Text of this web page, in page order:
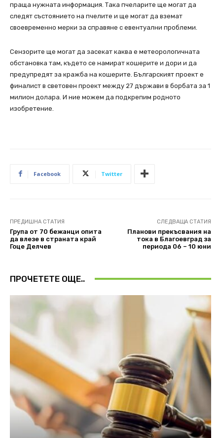
праща нужната информация. Така пчеларите ще могат да
следят състоянието на пчелите и ще могат да вземат
своевременно мерки за справяне с евентуални проблеми.
Сензорите ще могат да засекат каква е метеорологичната
обстановка там, където се намират кошерите и дори и да
предупредят за кражба на кошерите. Българският проект е
финалист в световен проект между 27 държави в борбата за 1
милион долара. И ние можем да подкрепим родното
изобретение.
Facebook Twitter
ПРЕДИШНА СТАТИЯ
Група от 70 бежанци опита
да влезе в страната край
Гоце Делчев
СЛЕДВАЩА СТАТИЯ
Планови прекъсвания на
тока в Благоевград за
периода 06 – 10 юни
ПРОЧЕТЕТЕ ОЩЕ..